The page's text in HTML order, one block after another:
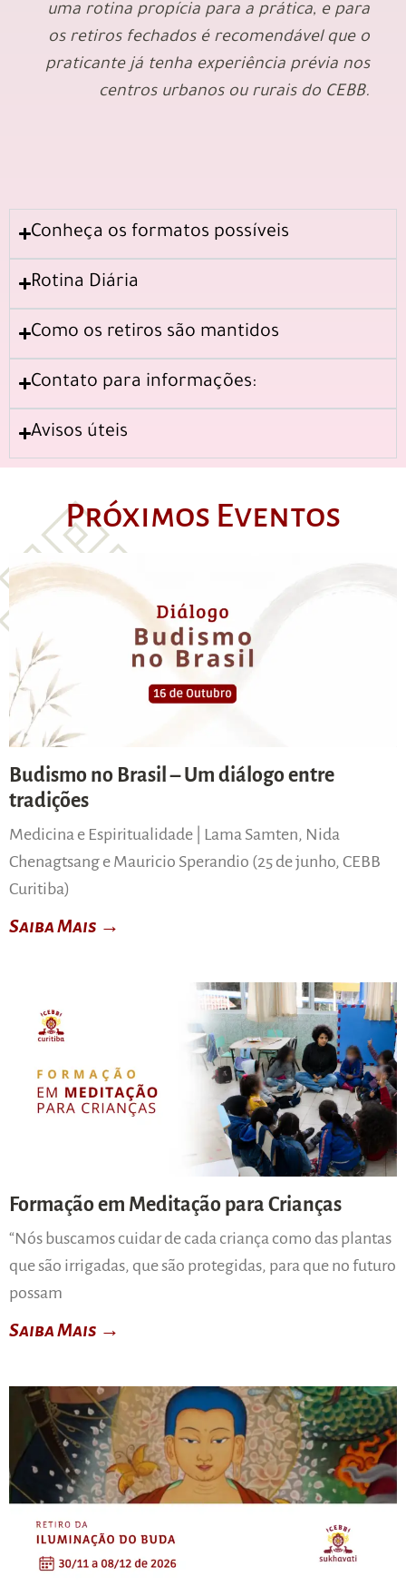
uma rotina propícia para a prática, e para
os retiros fechados é recomendável que o
praticante já tenha experiência prévia nos
centros urbanos ou rurais do CEBB.
Conheça os formatos possíveis
Rotina Diária
Como os retiros são mantidos
Contato para informações:
Avisos úteis
Próximos Eventos
Budismo no Brasil – Um diálogo entre
tradições
Medicina e Espiritualidade | Lama Samten, Nida
Chenagtsang e Mauricio Sperandio (25 de junho, CEBB
Curitiba)
Saiba Mais →
Formação em Meditação para Crianças
“Nós buscamos cuidar de cada criança como das plantas
que são irrigadas, que são protegidas, para que no futuro
possam
Saiba Mais →